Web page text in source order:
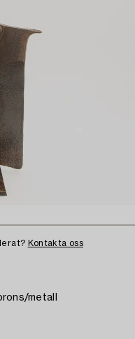
Kontakta oss
metall